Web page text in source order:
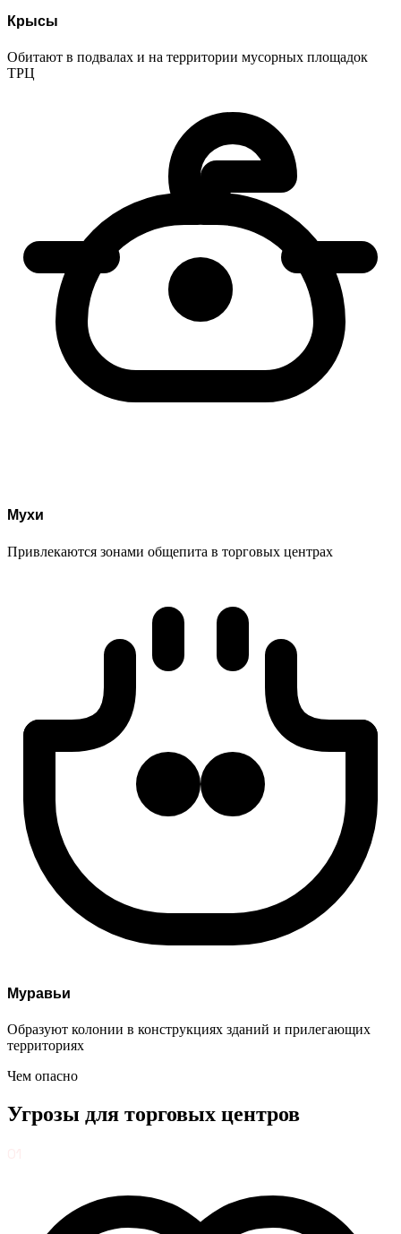
Крысы
Обитают в подвалах и на территории мусорных площадок
ТРЦ
Мухи
Привлекаются зонами общепита в торговых центрах
Муравьи
Образуют колонии в конструкциях зданий и прилегающих
территориях
Чем опасно
Угрозы для торговых центров